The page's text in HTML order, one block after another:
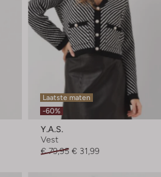
Laatste maten
-60%
Y.a.s.
Vest
€ 79,95 € 31,99